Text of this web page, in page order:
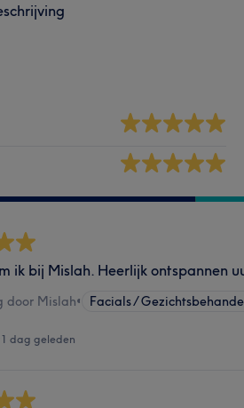
ik bij Mislah. Heerlijk ontspannen
door Mislah• Facials /
1 dag geleden